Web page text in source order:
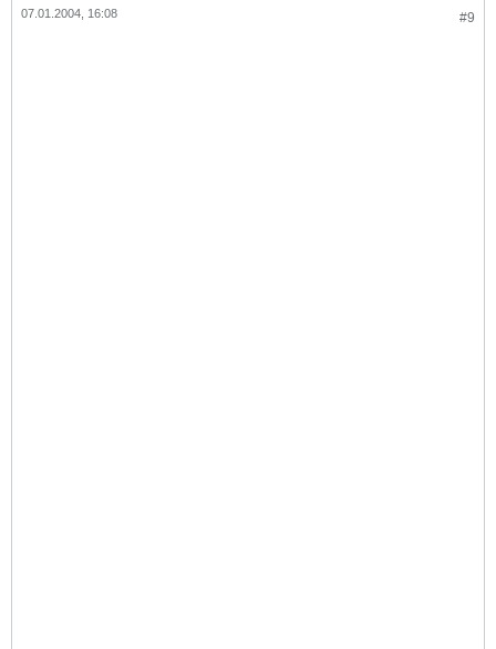
#9
07.01.2004, 16:08